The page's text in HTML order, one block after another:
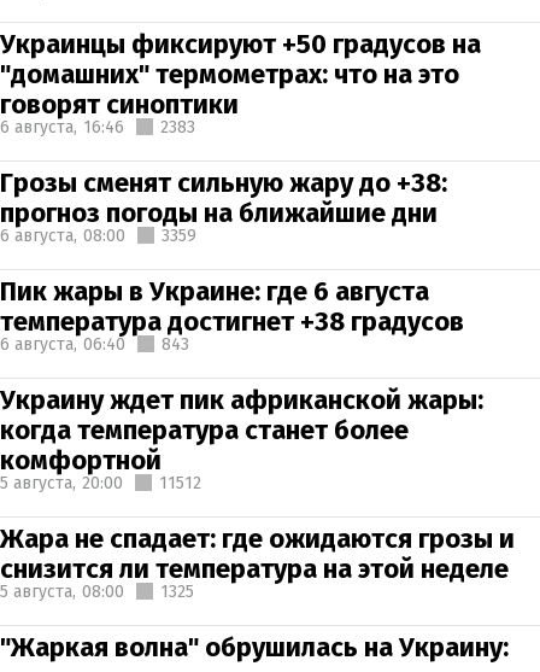
Украинцы фиксируют +50 градусов на
"домашних" термометрах: что на это
говорят синоптики
6 августа, 16:46 2383
Грозы сменят сильную жару до +38:
прогноз погоды на ближайшие дни
6 августа, 08:00 3359
Пик жары в Украине: где 6 августа
температура достигнет +38 градусов
6 августа, 06:40 843
Украину ждет пик африканской жары:
когда температура станет более
комфортной
5 августа, 20:00 11512
Жара не спадает: где ожидаются грозы и
снизится ли температура на этой неделе
5 августа, 08:00 1325
"Жаркая волна" обрушилась на Украину: